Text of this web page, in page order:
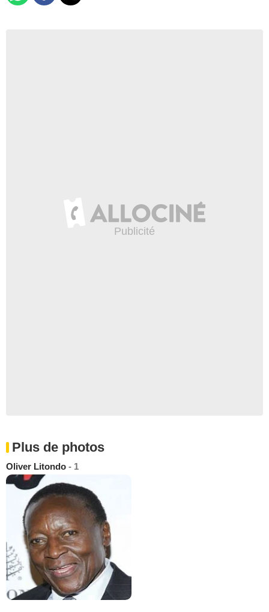
Plus de photos
Oliver Litondo - 1